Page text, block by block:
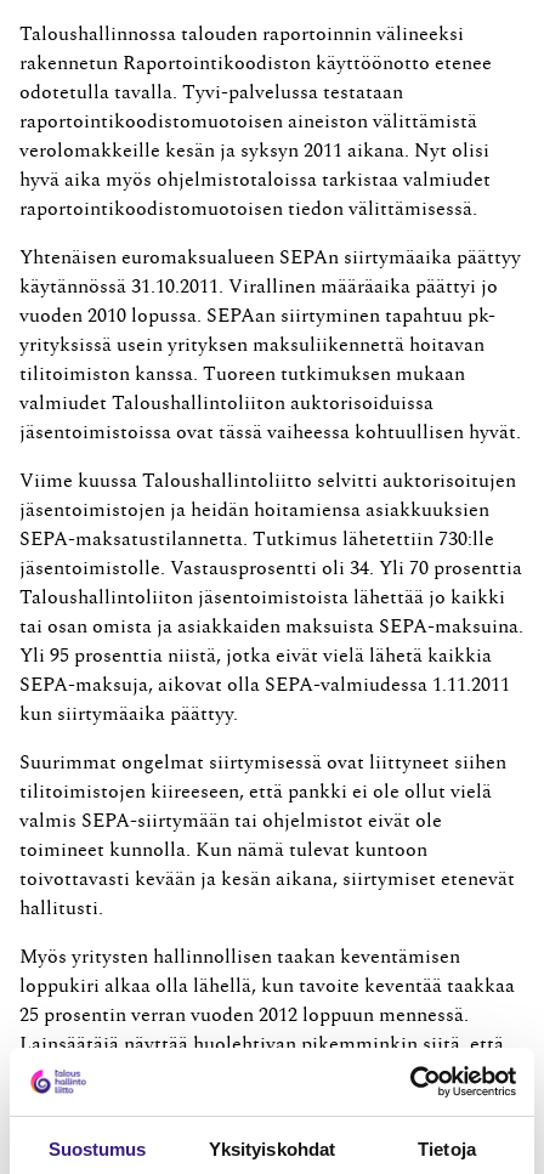
Suostumus Yksityiskohdat Tietoja
Taloushallinnossa talouden raportoinnin välineeksi
rakennetun Raportointikoodiston käyttöönotto etenee
odotetulla tavalla. Tyvi-palvelussa testataan
raportointikoodistomuotoisen aineiston välittämistä
verolomakkeille kesän ja syksyn 2011 aikana. Nyt olisi
hyvä aika myös ohjelmistotaloissa tarkistaa valmiudet
raportointikoodistomuotoisen tiedon välittämisessä.
Yhtenäisen euromaksualueen SEPAn siirtymäaika päättyy
käytännössä 31.10.2011. Virallinen määräaika päättyi jo
vuoden 2010 lopussa. SEPAan siirtyminen tapahtuu pk-
yrityksissä usein yrityksen maksuliikennettä hoitavan
tilitoimiston kanssa. Tuoreen tutkimuksen mukaan
valmiudet Taloushallintoliiton auktorisoiduissa
jäsentoimistoissa ovat tässä vaiheessa kohtuullisen hyvät.
Viime kuussa Taloushallintoliitto selvitti auktorisoitujen
jäsentoimistojen ja heidän hoitamiensa asiakkuuksien
SEPA-maksatustilannetta. Tutkimus lähetettiin 730:lle
jäsentoimistolle. Vastausprosentti oli 34. Yli 70 prosenttia
Taloushallintoliiton jäsentoimistoista lähettää jo kaikki
tai osan omista ja asiakkaiden maksuista SEPA-maksuina.
Yli 95 prosenttia niistä, jotka eivät vielä lähetä kaikkia
SEPA-maksuja, aikovat olla SEPA-valmiudessa 1.11.2011
kun siirtymäaika päättyy.
Suurimmat ongelmat siirtymisessä ovat liittyneet siihen
tilitoimistojen kiireeseen, että pankki ei ole ollut vielä
valmis SEPA-siirtymään tai ohjelmistot eivät ole
toimineet kunnolla. Kun nämä tulevat kuntoon
toivottavasti kevään ja kesän aikana, siirtymiset etenevät
hallitusti.
Myös yritysten hallinnollisen taakan keventämisen
loppukiri alkaa olla lähellä, kun tavoite keventää taakkaa
25 prosentin verran vuoden 2012 loppuun mennessä.
Lainsäätäjä näyttää huolehtivan pikemminkin siitä, että
uutta byrokratiaa luodaan eduskuntaan vain lisää. Tästä
esimerkkinä on rakennusalan käännetty arvonlisäverotus.
torjuntaan tuokaan mukanaan lisävelvoitteina kaikille –